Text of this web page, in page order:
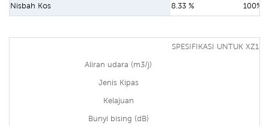
Nisbah Kos 8.33 % 100%
SPESIFIKASI UNTUK XZ13-
Aliran udara (m3/j)
Jenis Kipas
Kelajuan
Bunyi bising (dB)